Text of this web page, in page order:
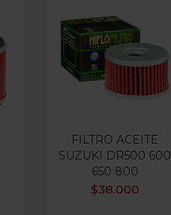
FILTRO ACEITE
SUZUKI DR500 600
650 800
$38.000